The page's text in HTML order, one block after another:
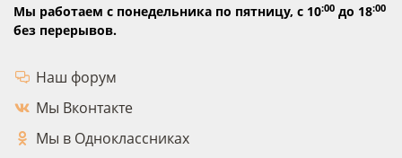
Мы работаем с понедельника по пятницу, с 10:00 до 18:00
без перерывов.
Наш форум
Мы Вконтакте
Мы в Одноклассниках